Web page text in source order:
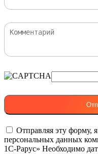
Отправляя эту форму,
персональных данных
1С-Рарус» Необходимо